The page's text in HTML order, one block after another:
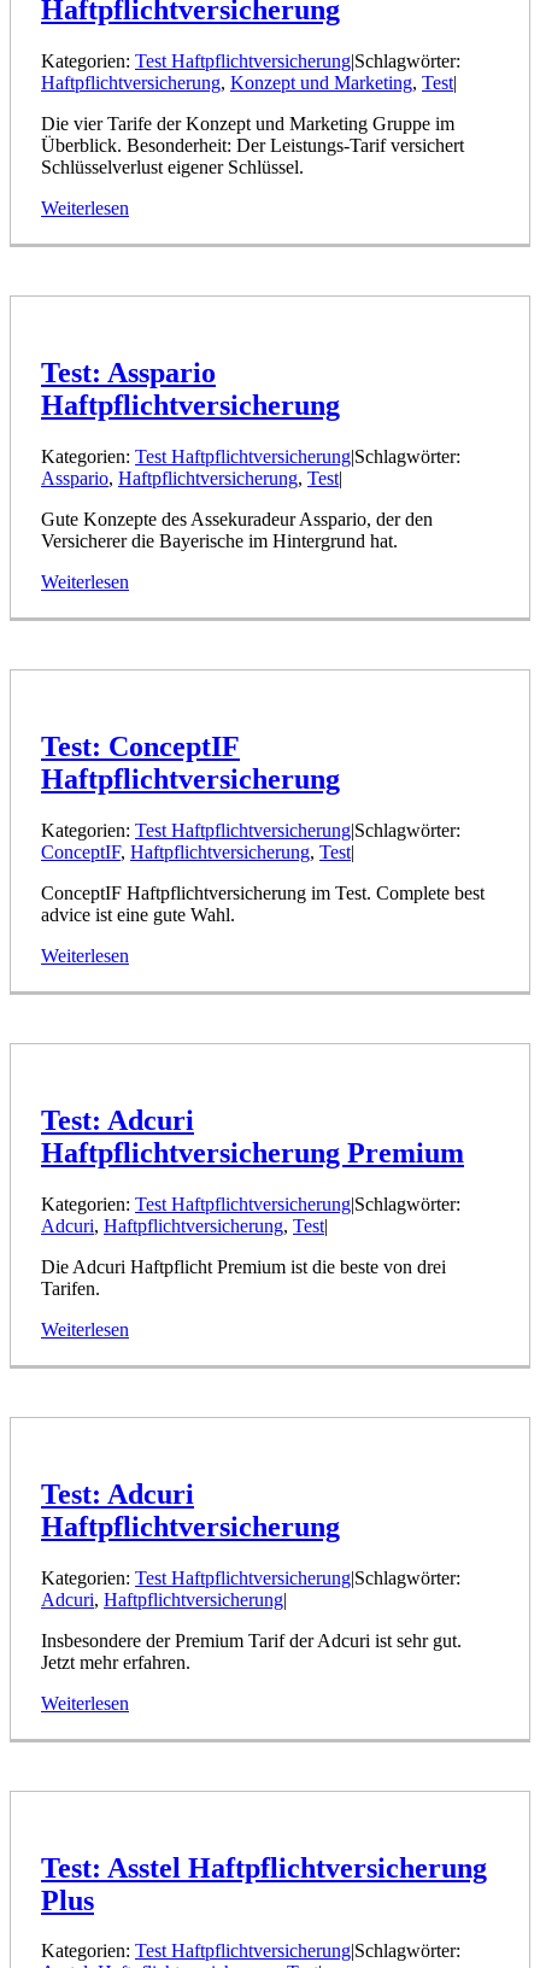
Haftpflichtversicherung
Kategorien: Test Haftpflichtversicherung|Schlagwörter:
Haftpflichtversicherung, Konzept und Marketing, Test|
Die vier Tarife der Konzept und Marketing Gruppe im
Überblick. Besonderheit: Der Leistungs-Tarif versichert
Schlüsselverlust eigener Schlüssel.
Weiterlesen
Test: Asspario
Haftpflichtversicherung
Kategorien: Test Haftpflichtversicherung|Schlagwörter:
Asspario, Haftpflichtversicherung, Test|
Gute Konzepte des Assekuradeur Asspario, der den
Versicherer die Bayerische im Hintergrund hat.
Weiterlesen
Test: ConceptIF
Haftpflichtversicherung
Kategorien: Test Haftpflichtversicherung|Schlagwörter:
ConceptIF, Haftpflichtversicherung, Test|
ConceptIF Haftpflichtversicherung im Test. Complete best
advice ist eine gute Wahl.
Weiterlesen
Test: Adcuri
Haftpflichtversicherung Premium
Kategorien: Test Haftpflichtversicherung|Schlagwörter:
Adcuri, Haftpflichtversicherung, Test|
Die Adcuri Haftpflicht Premium ist die beste von drei
Tarifen.
Weiterlesen
Test: Adcuri
Haftpflichtversicherung
Kategorien: Test Haftpflichtversicherung|Schlagwörter:
Adcuri, Haftpflichtversicherung|
Insbesondere der Premium Tarif der Adcuri ist sehr gut.
Jetzt mehr erfahren.
Weiterlesen
Test: Asstel Haftpflichtversicherung
Plus
Kategorien: Test Haftpflichtversicherung|Schlagwörter: